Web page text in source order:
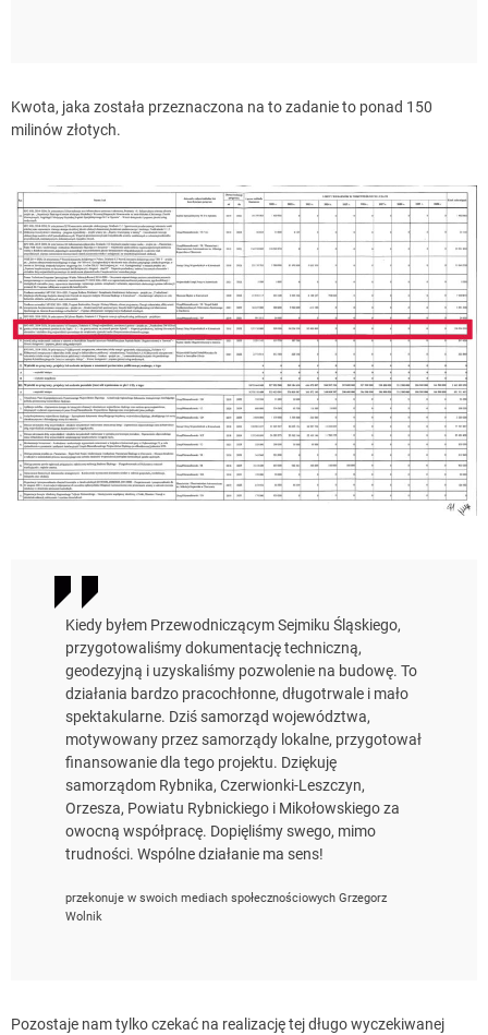
Kwota, jaka została przeznaczona na to zadanie to ponad 150
milinów złotych.
Kiedy byłem Przewodniczącym Sejmiku Śląskiego,
przygotowaliśmy dokumentację techniczną,
geodezyjną i uzyskaliśmy pozwolenie na budowę. To
działania bardzo pracochłonne, długotrwale i mało
spektakularne. Dziś samorząd województwa,
motywowany przez samorządy lokalne, przygotował
finansowanie dla tego projektu. Dziękuję
samorządom Rybnika, Czerwionki-Leszczyn,
Orzesza, Powiatu Rybnickiego i Mikołowskiego za
owocną współpracę. Dopięliśmy swego, mimo
trudności. Wspólne działanie ma sens!
przekonuje w swoich mediach społecznościowych Grzegorz
Wolnik
Pozostaje nam tylko czekać na realizację tej długo wyczekiwanej